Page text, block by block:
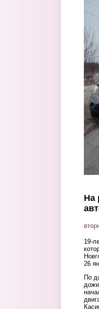
Перейти к основному содержанию
На
19-
26
По